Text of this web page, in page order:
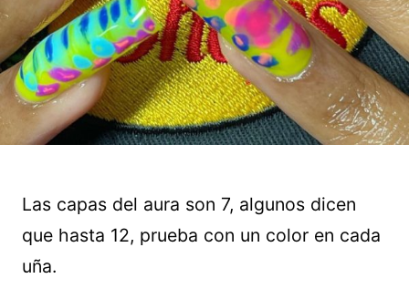
Las capas del aura son 7, algunos dicen
que hasta 12, prueba con un color en cada
uña.